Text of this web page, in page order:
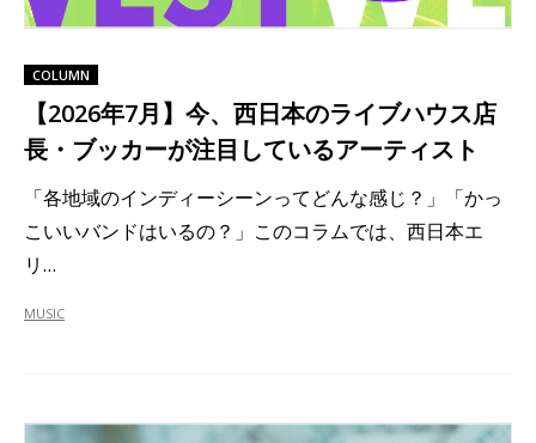
COLUMN
【2026年7月】今、西日本のライブハウス店
長・ブッカーが注目しているアーティスト
「各地域のインディーシーンってどんな感じ？」「かっ
こいいバンドはいるの？」このコラムでは、西日本エ
リ…
MUSIC